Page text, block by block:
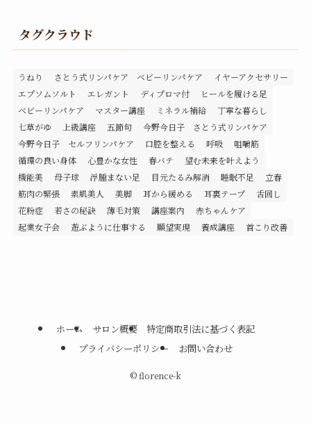
タグクラウド
うねり さとう式リンパケア ベビーリンパケア
イヤーアクセサリー
エプソムソルト
エレガント ディプロマ付
ヒールを履ける足
ベビーリンパケア
マスター講座 ミネラル補給
丁寧な暮らし
七草がゆ
上級講座 五節句
今野今日子 さとう式リンパケア
今野今日子 セルフリンパケア
口腔を整える 呼吸
咀嚼筋
循環の良い身体
心豊かな女性 春バテ
望む未来を叶えよう
機能美
母子球 浮腫まない足 目元たるみ解消 睡眠不足
立春
筋肉の緊張
素肌美人 美脚 耳から緩める 耳裏テープ
舌回し
花粉症
若さの秘訣 薄毛対策 講座案内
赤ちゃんケア
起業女子会
遊ぶように仕事する 願望実現 養成講座 首こり改善
ホーム サロン概要
特定商取引法に基づく表記
プライバシーポリシー
お問い合わせ
©florence-k